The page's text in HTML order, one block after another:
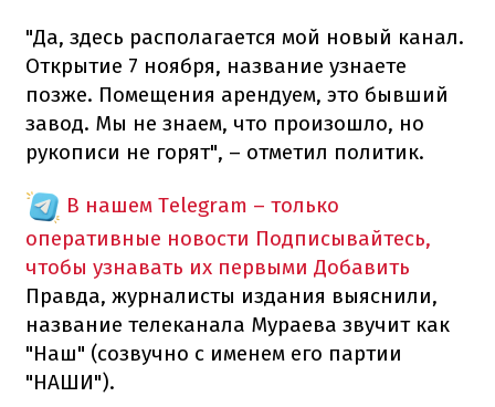
"Да, здесь располагается мой новый канал.
Открытие 7 ноября, название узнаете
позже. Помещения арендуем, это бывший
завод. Мы не знаем, что произошло, но
рукописи не горят", – отметил политик.
В нашем Telegram – только
оперативные новости Подписывайтесь,
чтобы узнавать их первыми Добавить
Правда, журналисты издания выяснили,
название телеканала Мураева звучит как
"Наш" (созвучно с именем его партии
"НАШИ").